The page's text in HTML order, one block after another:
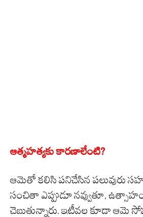
ఆత్మహత్యకు కారణాలేంటి?
ఆమెతో కలిసి పనిచేసిన పలువురు
సంచితా ఎప్పుడూ నవ్వుతూ,
చెబుతున్నారు. ఇటీవల కూడా